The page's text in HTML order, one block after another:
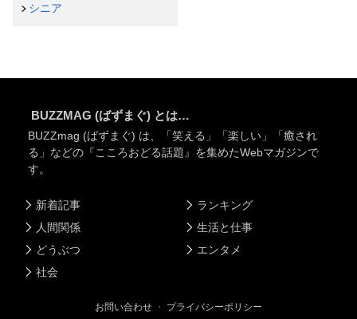
シニア
BUZZMAG (ばずまぐ) とは…
BUZZmag (ばずまぐ) は、「笑える」「楽しい」「癒され
る」などの『こころおどる話題』を集めたWebマガジンで
す。
新着記事
人間関係
どうぶつ
社会
ランキング
生活と仕事
エンタメ
お問い合わせ ・ プライバシーポリシー